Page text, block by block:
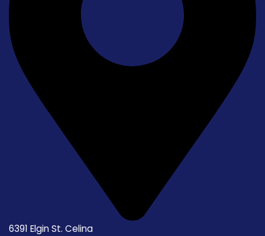
6391 Elgin St. Celina